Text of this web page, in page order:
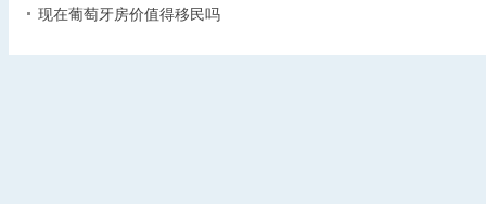
现在葡萄牙房价值得移民吗